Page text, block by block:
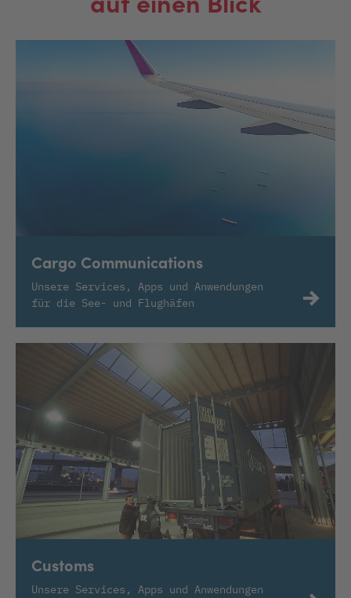
Cargo Communications
Unsere Services, Apps und Anwendungen
für die See- und Flughäfen
Customs
Unsere Services, Apps und Anwendungen